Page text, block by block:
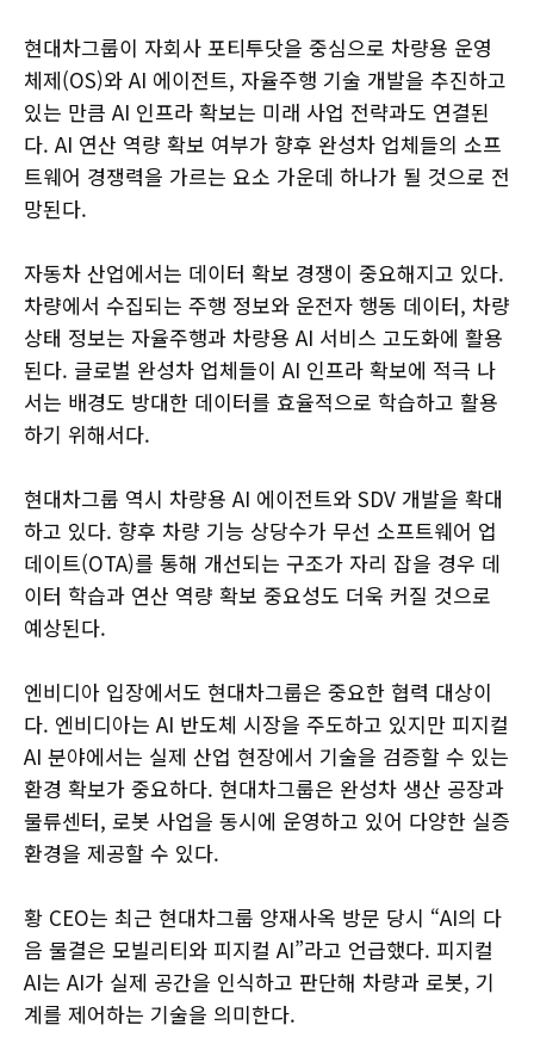
현대차그룹이 자회사 포티투닷을 중심으로 차량용 운영
체제(OS)와 AI 에이전트, 자율주행 기술 개발을 추진하고
있는 만큼 AI 인프라 확보는 미래 사업 전략과도 연결된
다. AI 연산 역량 확보 여부가 향후 완성차 업체들의 소프
트웨어 경쟁력을 가르는 요소 가운데 하나가 될 것으로 전
망된다.
자동차 산업에서는 데이터 확보 경쟁이 중요해지고 있다.
차량에서 수집되는 주행 정보와 운전자 행동 데이터, 차량
상태 정보는 자율주행과 차량용 AI 서비스 고도화에 활용
된다. 글로벌 완성차 업체들이 AI 인프라 확보에 적극 나
서는 배경도 방대한 데이터를 효율적으로 학습하고 활용
하기 위해서다.
현대차그룹 역시 차량용 AI 에이전트와 SDV 개발을 확대
하고 있다. 향후 차량 기능 상당수가 무선 소프트웨어 업
데이트(OTA)를 통해 개선되는 구조가 자리 잡을 경우 데
이터 학습과 연산 역량 확보 중요성도 더욱 커질 것으로
예상된다.
엔비디아 입장에서도 현대차그룹은 중요한 협력 대상이
다. 엔비디아는 AI 반도체 시장을 주도하고 있지만 피지컬
AI 분야에서는 실제 산업 현장에서 기술을 검증할 수 있는
환경 확보가 중요하다. 현대차그룹은 완성차 생산 공장과
물류센터, 로봇 사업을 동시에 운영하고 있어 다양한 실증
환경을 제공할 수 있다.
황 CEO는 최근 현대차그룹 양재사옥 방문 당시 “AI의 다
음 물결은 모빌리티와 피지컬 AI”라고 언급했다. 피지컬
AI는 AI가 실제 공간을 인식하고 판단해 차량과 로봇, 기
계를 제어하는 기술을 의미한다.